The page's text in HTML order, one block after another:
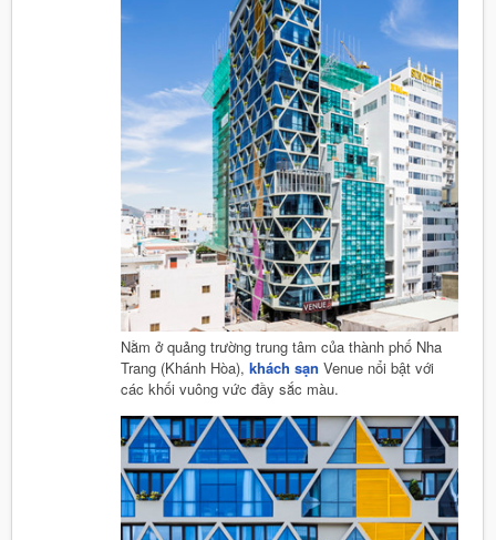
Nằm ở quảng trường trung tâm của thành phố Nha
Trang (Khánh Hòa), khách sạn Venue nổi bật với
các khối vuông vức đầy sắc màu.